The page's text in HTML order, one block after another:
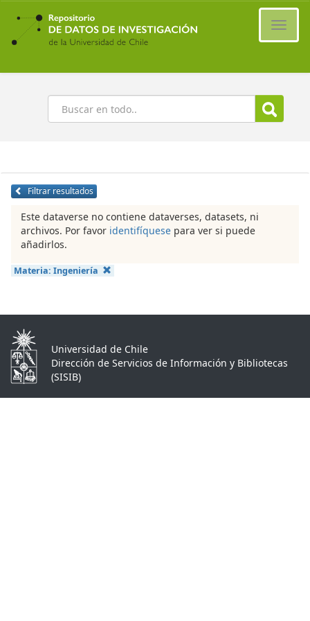
Ir
contenido
principal
Buscar
Filtrar resultados
Este dataverse no contiene dataverses, datasets, ni
archivos. Por favor identifíquese para ver si puede
añadirlos.
Materia: Ingeniería
Universidad de Chile
Dirección de Servicios de Información y Bibliotecas
(SISIB)